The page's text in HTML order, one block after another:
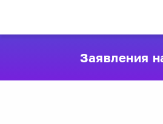
Заявления